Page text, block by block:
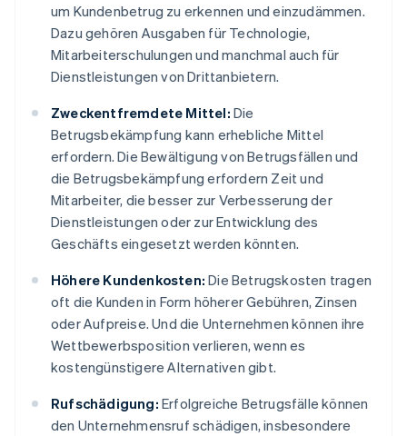
um Kundenbetrug zu erkennen und einzudämmen.
Dazu gehören Ausgaben für Technologie,
Mitarbeiterschulungen und manchmal auch für
Dienstleistungen von Drittanbietern.
Zweckentfremdete Mittel: Die
Betrugsbekämpfung kann erhebliche Mittel
erfordern. Die Bewältigung von Betrugsfällen und
die Betrugsbekämpfung erfordern Zeit und
Mitarbeiter, die besser zur Verbesserung der
Dienstleistungen oder zur Entwicklung des
Geschäfts eingesetzt werden könnten.
Höhere Kundenkosten: Die Betrugskosten tragen
oft die Kunden in Form höherer Gebühren, Zinsen
oder Aufpreise. Und die Unternehmen können ihre
Wettbewerbsposition verlieren, wenn es
kostengünstigere Alternativen gibt.
Rufschädigung: Erfolgreiche Betrugsfälle können
den Unternehmensruf schädigen, insbesondere